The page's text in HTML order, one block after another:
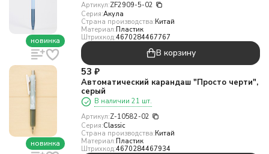
новинка
Артикул:ZF2909-5-02
Серия:Акула
Страна производства:Китай
Материал:Пластик
Штрихкод:4670284467767
В корзину
новинка
53 ₽
Автоматический карандаш "Просто черти",
серый
В наличии 21 шт.
Артикул:Z-10582-02
Серия:Classic
Страна производства:Китай
Материал:Пластик
Штрихкод:4670284467934